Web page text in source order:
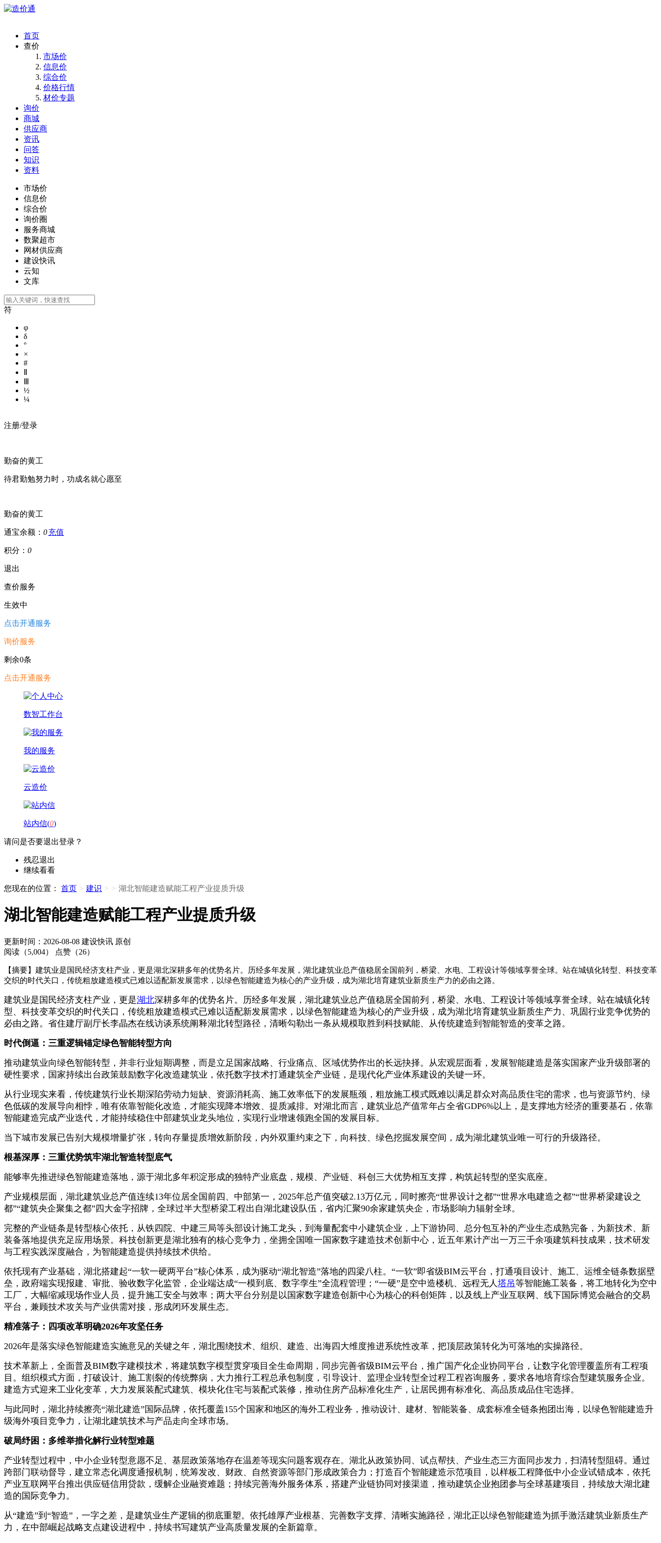
首页
查价
市场价
信息价
综合价
价格行情
材价专题
询价
商城
供应商
资讯
问答
知识
资料
市场价
信息价
综合价
询价圈
服务商城
数聚超市
网材供应商
建设快讯
云知
文库
符
φ
δ
°
×
#
½
¼
注册/登录
勤奋的黄工
待君勤勉努力时，功成名就心愿至
勤奋的黄工
通宝余额： 0充值
积分： 0
退出
查价服务
生效中
点击开通服务
询价服务
剩余0条
点击开通服务
数智工作台
我的服务
云造价
站内信(0)
请问是否要退出登录？
残忍退出
继续看看
您现在的位置： 首页 > 建识 > > 湖北智能建造赋能工程产业提质升级
湖北智能建造赋能工程产业提质升级
更新时间：2026-08-08 建设快讯 原创
阅读（5,004）
点赞（26）
【摘要】建筑业是国民经济支柱产业，更是湖北深耕多年的优势名片。历经多年发展，湖北建筑业总产值稳居全国前列，桥梁、水电、工程设计等领域享誉全球。站在城镇化转型、科技变革
交织的时代关口，传统粗放建造模式已难以适配新发展需求，以绿色智能建造为核心的产业升级，成为湖北培育建筑业新质生产力的必由之路。
建筑业是国民经济支柱产业，更是湖北深耕多年的优势名片。历经多年发展，湖北建筑业总产值稳居全国前列，桥梁、水电、工程设计等领域享誉全球。站在城镇化转
型、科技变革交织的时代关口，传统粗放建造模式已难以适配新发展需求，以绿色智能建造为核心的产业升级，成为湖北培育建筑业新质生产力、巩固行业竞争优势的
必由之路。省住建厅副厅长李晶杰在线访谈系统阐释湖北转型路径，清晰勾勒出一条从规模取胜到科技赋能、从传统建造到智能智造的变革之路。
时代倒逼：三重逻辑锚定绿色智能转型方向
推动建筑业向绿色智能转型，并非行业短期调整，而是立足国家战略、行业痛点、区域优势作出的长远抉择。从宏观层面看，发展智能建造是落实国家产业升级部署的
硬性要求，国家持续出台政策鼓励数字化改造建筑业，依托数字技术打通建筑全产业链，是现代化产业体系建设的关键一环。
从行业现实来看，传统建筑行业长期深陷劳动力短缺、资源消耗高、施工效率低下的发展瓶颈，粗放施工模式既难以满足群众对高品质住宅的需求，也与资源节约、绿
色低碳的发展导向相悖，唯有依靠智能化改造，才能实现降本增效、提质减排。对湖北而言，建筑业总产值常年占全省GDP6%以上，是支撑地方经济的重要基石，依靠
智能建造完成产业迭代，才能持续稳住中部建筑业龙头地位，实现行业增速领跑全国的发展目标。
当下城市发展已告别大规模增量扩张，转向存量提质增效新阶段，内外双重约束之下，向科技、绿色挖掘发展空间，成为湖北建筑业唯一可行的升级路径。
根基深厚：三重优势筑牢湖北智造转型底气
能够率先推进绿色智能建造落地，源于湖北多年积淀形成的独特产业底盘，规模、产业链、科创三大优势相互支撑，构筑起转型的坚实底座。
产业规模层面，湖北建筑业总产值连续13年位居全国前四、中部第一，2025年总产值突破2.13万亿元，同时擦亮“世界设计之都”“世界水电建造之都”“世界桥梁建设之
都”“建筑央企聚集之都”四大金字招牌，全球过半大型桥梁工程出自湖北建设队伍，省内汇聚90余家建筑央企，市场影响力辐射全球。
完整的产业链条是转型核心依托，从铁四院、中建三局等头部设计施工龙头，到海量配套中小建筑企业，上下游协同、总分包互补的产业生态成熟完备，为新技术、新
装备落地提供充足应用场景。科技创新更是湖北独有的核心竞争力，坐拥全国唯一国家数字建造技术创新中心，近五年累计产出一万三千余项建筑科技成果，技术研发
与工程实践深度融合，为智能建造提供持续技术供给。
依托现有产业基础，湖北搭建起“一软一硬两平台”核心体系，成为驱动“湖北智造”落地的四梁八柱。“一软”即省级BIM云平台，打通项目设计、施工、运维全链条数据壁
垒，政府端实现报建、审批、验收数字化监管，企业端达成“一模到底、数字孪生”全流程管理；“一硬”是空中造楼机、远程无人 塔吊等智能施工装备，将工地转化为空中
工厂，大幅缩减现场作业人员，提升施工安全与效率；两大平台分别是以国家数字建造创新中心为核心的科创矩阵，以及线上产业互联网、线下国际博览会融合的交易
平台，兼顾技术攻关与产业供需对接，形成闭环发展生态。
精准落子：四项改革明确2026年攻坚任务
2026年是落实绿色智能建造实施意见的关键之年，湖北围绕技术、组织、建造、出海四大维度推进系统性改革，把顶层政策转化为可落地的实操路径。
技术革新上，全面普及BIM数字建模技术，将建筑数字模型贯穿项目全生命周期，同步完善省级BIM云平台，推广国产化企业协同平台，让数字化管理覆盖所有工程项
目。组织模式方面，打破设计、施工割裂的传统弊病，大力推行工程总承包制度，引导设计、监理企业转型全过程工程咨询服务，要求各地培育综合型建筑服务企业。
建造方式迎来工业化变革，大力发展装配式建筑、模块化住宅与装配式装修，推动住房产品标准化生产，让居民拥有标准化、高品质成品住宅选择。
与此同时，湖北持续擦亮“湖北建造”国际品牌，依托覆盖155个国家和地区的海外工程业务，推动设计、建材、智能装备、成套标准全链条抱团出海，以绿色智能建造升
级海外项目竞争力，让湖北建筑技术与产品走向全球市场。
破局纾困：多维举措化解行业转型难题
产业转型过程中，中小企业转型意愿不足、基层政策落地存在温差等现实问题客观存在。湖北从政策协同、试点帮扶、产业生态三方面同步发力，扫清转型阻碍。通过
跨部门联动督导，建立常态化调度通报机制，统筹发改、财政、自然资源等部门形成政策合力；打造百个智能建造示范项目，以样板工程降低中小企业试错成本，依托
产业互联网平台推出供应链信用贷款，缓解企业融资难题；持续完善海外服务体系，搭建产业链协同对接渠道，推动建筑企业抱团参与全球基建项目，持续放大湖北建
造的国际竞争力。
从“建造”到“智造”，一字之差，是建筑业生产逻辑的彻底重塑。依托雄厚产业根基、完善数字支撑、清晰实施路径，湖北正以绿色智能建造为抓手激活建筑业新质生产
力，在中部崛起战略支点建设进程中，持续书写建筑产业高质量发展的全新篇章。